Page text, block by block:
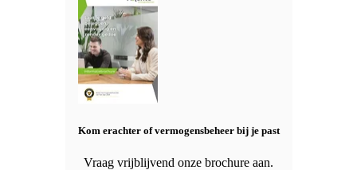
Kom erachter of vermogensbeheer bij je past
Vraag vrijblijvend onze brochure aan.